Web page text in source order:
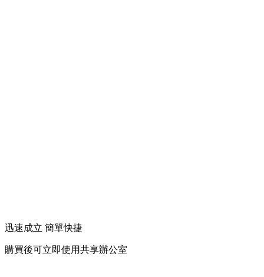
迅速成立 簡單快捷
購買後可立即使用共享辦公室